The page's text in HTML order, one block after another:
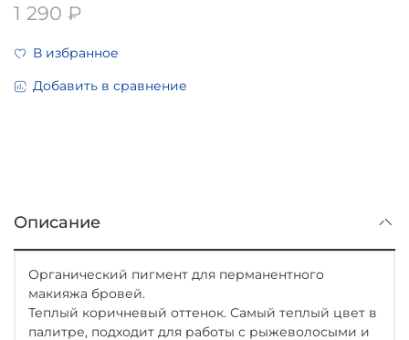
1 290 ₽
В избранное
Добавить в сравнение
Описание
Органический пигмент для перманентного
макияжа бровей.
Теплый коричневый оттенок. Самый теплый цвет в
палитре, подходит для работы с рыжеволосыми и